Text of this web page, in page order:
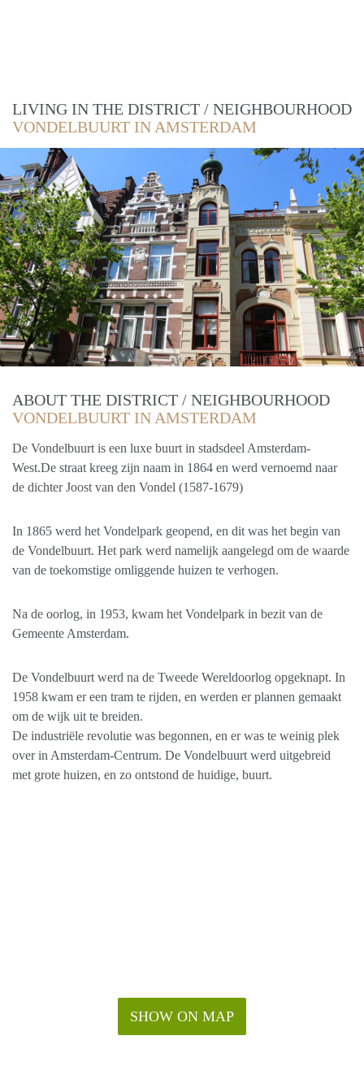
LIVING IN THE DISTRICT / NEIGHBOURHOOD
VONDELBUURT IN AMSTERDAM
ABOUT THE DISTRICT / NEIGHBOURHOOD
VONDELBUURT IN AMSTERDAM
De Vondelbuurt is een luxe buurt in stadsdeel Amsterdam-
West.De straat kreeg zijn naam in 1864 en werd vernoemd naar
de dichter Joost van den Vondel (1587-1679)
In 1865 werd het Vondelpark geopend, en dit was het begin van
de Vondelbuurt. Het park werd namelijk aangelegd om de waarde
van de toekomstige omliggende huizen te verhogen.
Na de oorlog, in 1953, kwam het Vondelpark in bezit van de
Gemeente Amsterdam.
De Vondelbuurt werd na de Tweede Wereldoorlog opgeknapt. In
1958 kwam er een tram te rijden, en werden er plannen gemaakt
om de wijk uit te breiden.
De industriële revolutie was begonnen, en er was te weinig plek
over in Amsterdam-Centrum. De Vondelbuurt werd uitgebreid
met grote huizen, en zo ontstond de huidige, buurt.
SHOW ON MAP